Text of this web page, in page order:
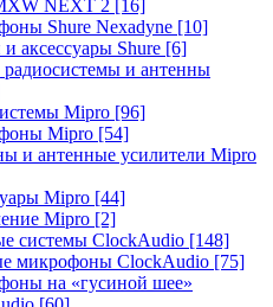
NEXT 2 [16]
Shure Nexadyne [10]
аксессуары Shure [6]
и антенны
Mipro [96]
Mipro [54]
и антенные усилители Mipro
Mipro [44]
Mipro [2]
системы ClockAudio [148]
микрофоны ClockAudio [75]
на «гусиной шее»